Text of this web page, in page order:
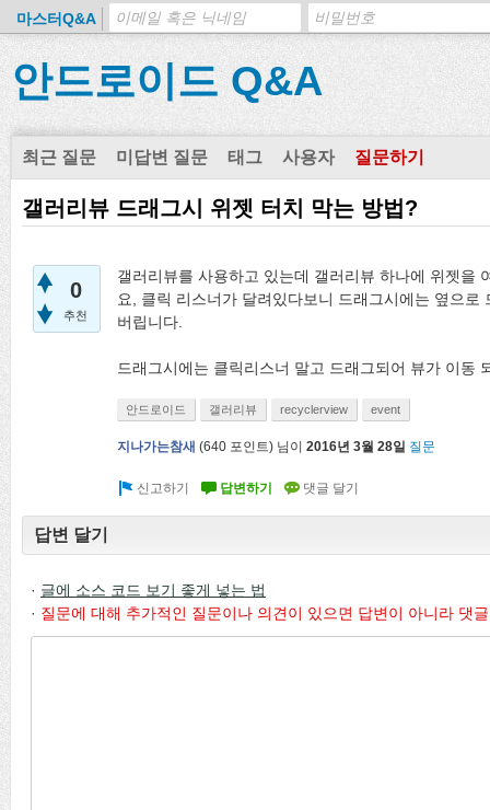
마스터Q&A
안드로이드 Q&A
최근 질문 미답변 질문 태그 사용자 질문하기
갤러리뷰 드래그시 위젯 터치 막는 방법?
0
추천
갤러리뷰를 사용하고 있는데 갤러리뷰 하나에 위젯을
요, 클릭 리스너가 달려있다보니 드래그시에는 옆으
버립니다.
드래그시에는 클릭리스너 말고 드래그되어 뷰가 이동
안드로이드 갤러리뷰 recyclerview event
지나가는참새 (640 포인트) 님이 2016년 3월 28일 질문
답변 달기
· 글에 소스 코드 보기 좋게 넣는 법
· 질문에 대해 추가적인 질문이나 의견이 있으면 답변이 아니라 댓